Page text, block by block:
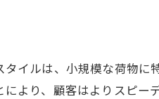
イルは、小規模な荷物に
より、顧客はよりスピー